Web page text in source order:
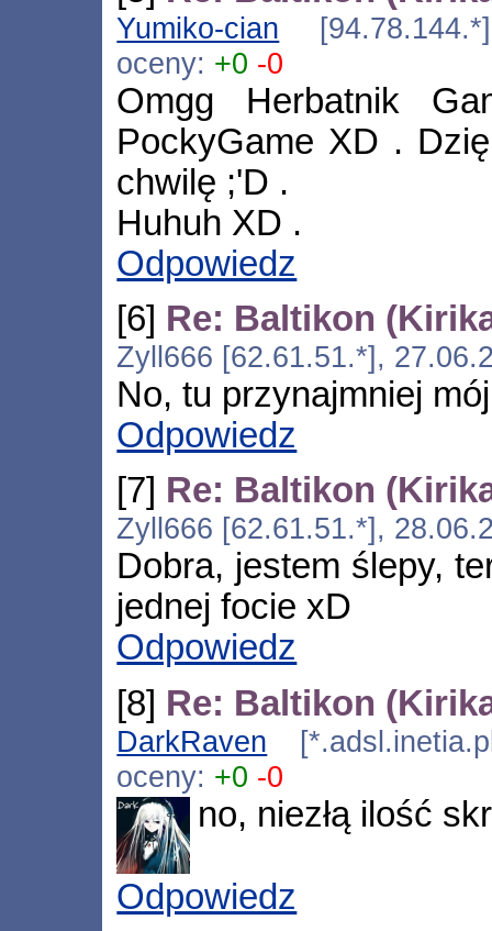
Yumiko-cian
oceny: +0 -0
Omgg Herbatnik
PockyGame XD .
chwilę ;'D .
Huhuh XD .
Odpowiedz
[6] Re: Baltikon
Zyll666 [62.61.51.*],
No, tu przynajmniej
Odpowiedz
[7] Re: Baltikon
Zyll666 [62.61.51.*],
Dobra, jestem ślepy,
jednej focie xD
Odpowiedz
[8] Re: Baltikon
DarkRaven
oceny: +0 -0
no, niezłą ilość
Odpowiedz